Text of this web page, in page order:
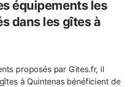
équipements les
dans les gîtes à
proposés par Gites.fr, il
à Quintenas bénéficient de